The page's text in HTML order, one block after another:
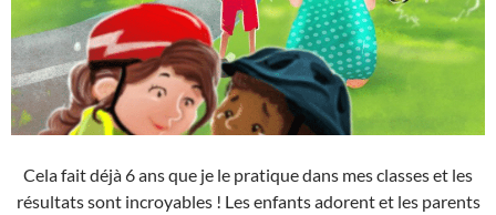
Cela fait déjà 6 ans que je le pratique dans mes classes et les
résultats sont incroyables ! Les enfants adorent et les parents